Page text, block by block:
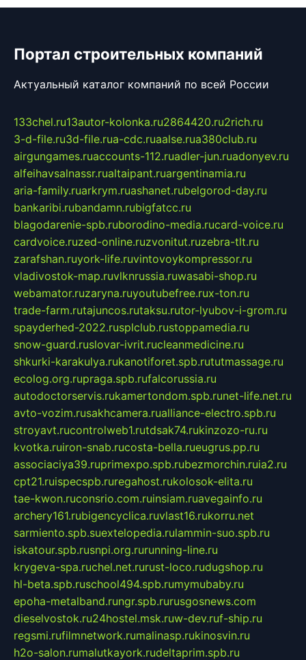
Портал строительных компаний
Актуальный каталог компаний по всей России
133chel.ru13autor-kolonka.ru2864420.ru2rich.ru
3-d-file.ru3d-file.rua-cdc.ruaalse.rua380club.ru
airgungames.ruaccounts-112.ruadler-jun.ruadonyev.ru
alfeihavsalnassr.rualtaipant.ruargentinamia.ru
aria-family.ruarkrym.ruashanet.rubelgorod-day.ru
bankaribi.rubandamn.rubigfatcc.ru
blagodarenie-spb.ruborodino-media.rucard-voice.ru
cardvoice.ruzed-online.ruzvonitut.ruzebra-tlt.ru
zarafshan.ruyork-life.ruvintovoykompressor.ru
vladivostok-map.ruvlknrussia.ruwasabi-shop.ru
webamator.ruzaryna.ruyoutubefree.rux-ton.ru
trade-farm.rutajuncos.rutaksu.rutor-lyubov-i-grom.ru
spayderhed-2022.rusplclub.rustoppamedia.ru
snow-guard.ruslovar-ivrit.rucleanmedicine.ru
shkurki-karakulya.rukanotiforet.spb.rututmassage.ru
ecolog.org.rupraga.spb.rufalcorussia.ru
autodoctorservis.rukamertondom.spb.runet-life.net.ru
avto-vozim.rusakhcamera.rualliance-electro.spb.ru
stroyavt.rucontrolweb1.rutdsak74.rukinzozo-ru.ru
kvotka.ruiron-snab.rucosta-bella.rueugrus.pp.ru
associaciya39.ruprimexpo.spb.rubezmorchin.ruia2.ru
cpt21.ruispecspb.ruregahost.rukolosok-elita.ru
tae-kwon.ruconsrio.com.ruinsiam.ruavegainfo.ru
archery161.rubigencyclica.ruvlast16.rukorru.net
sarmiento.spb.suextelopedia.rulammin-suo.spb.ru
iskatour.spb.rusnpi.org.rurunning-line.ru
krygeva-spa.ruchel.net.rurust-loco.rudugshop.ru
hl-beta.spb.ruschool494.spb.rumymubaby.ru
epoha-metalband.rungr.spb.rurusgosnews.com
dieselvostok.ru24hostel.msk.ruw-dev.ruf-ship.ru
regsmi.rufilmnetwork.rumalinasp.rukinosvin.ru
h2o-salon.rumalutkayork.rudeltaprim.spb.ru